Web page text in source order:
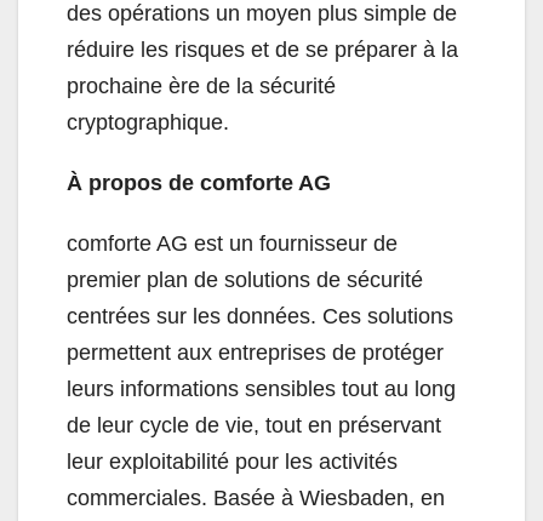
des opérations un moyen plus simple de
réduire les risques et de se préparer à la
prochaine ère de la sécurité
cryptographique.
À propos de comforte AG
comforte AG est un fournisseur de
premier plan de solutions de sécurité
centrées sur les données. Ces solutions
permettent aux entreprises de protéger
leurs informations sensibles tout au long
de leur cycle de vie, tout en préservant
leur exploitabilité pour les activités
commerciales. Basée à Wiesbaden, en